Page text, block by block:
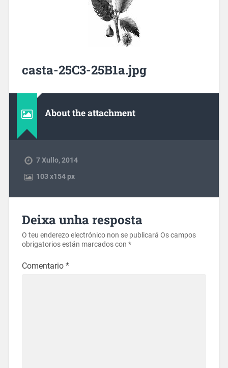
casta-25C3-25B1a.jpg
About the attachment
7 Xullo, 2014
103 x154 px
Deixa unha resposta
O teu enderezo electrónico non se publicará Os campos
obrigatorios están marcados con *
Comentario *